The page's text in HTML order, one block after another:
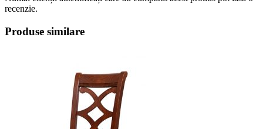
recenzie.
Produse similare